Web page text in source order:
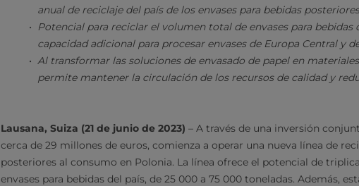
anual de reciclaje del país de los envases para bebidas
Potencial para reciclar el volumen total de envases para bebidas
capacidad adicional para procesar envases de Europa Central y
Al transformar las soluciones de envasado de papel en
permite mantener la circulación de los recursos de calidad y
Lausana, Suiza (21 de junio de 2023) – A través de una inversión
cerca de 29 millones de euros, comienza a operar una nueva línea de
posteriores al consumo en Polonia. La línea ofrece el potencial de
envases para bebidas del país, de 25 000 a 75 000 toneladas. Además,